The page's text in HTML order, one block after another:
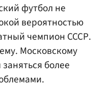
футбол не
вероятностью
чемпион СССР.
Московскому
более